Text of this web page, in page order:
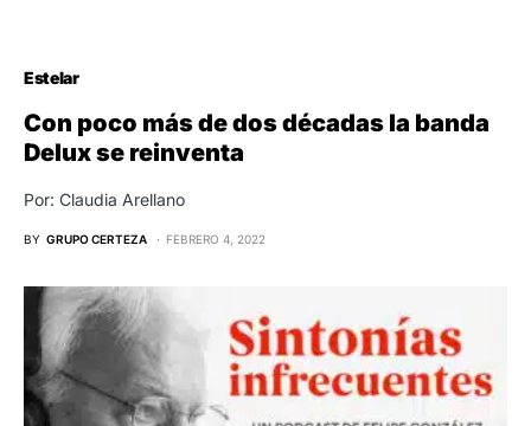
Estelar
Con poco más de dos décadas la banda
Delux se reinventa
Por: Claudia Arellano
BY GRUPO CERTEZA FEBRERO 4, 2022